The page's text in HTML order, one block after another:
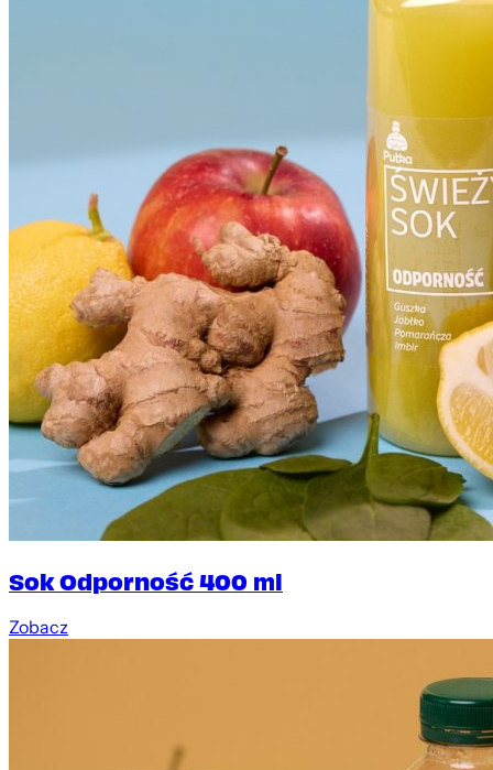
Sok Odporność 400 ml
Zobacz